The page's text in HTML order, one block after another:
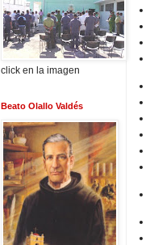
click en la imagen
Beato Olallo Valdés